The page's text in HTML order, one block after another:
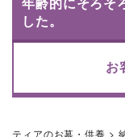
お
した。
ティアのお墓・供養 >